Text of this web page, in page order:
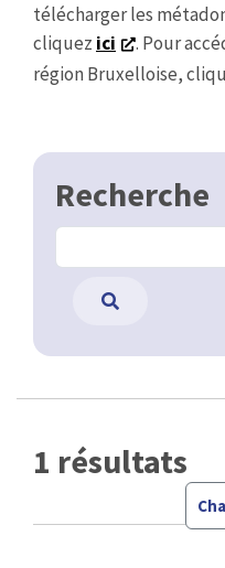
télécharger les
cliquez ici
. Pour
région Bruxelloise,
Recherche
1 résultats